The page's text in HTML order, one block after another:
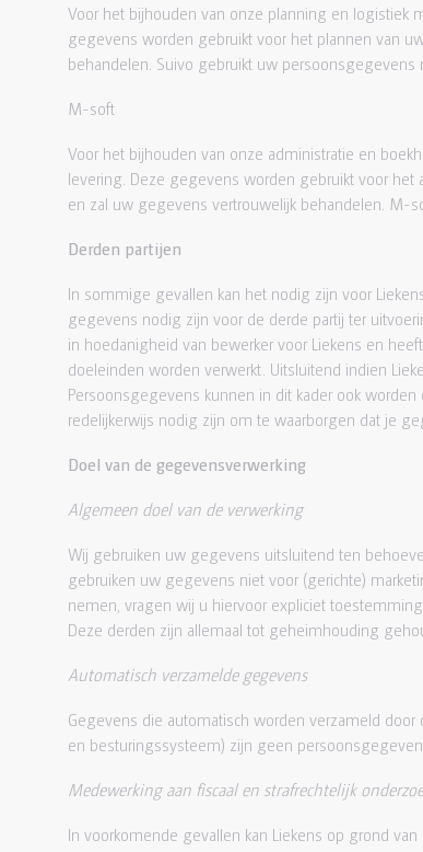
Voor het bijhouden van onze planning en logistiek
gegevens worden gebruikt voor het plannen van
behandelen. Suivo gebruikt uw
M-soft
Voor het bijhouden van onze administratie en
levering. Deze gegevens worden gebruikt voor
en zal uw gegevens vertrouwelijk behandelen. M-
Derden partijen
In sommige gevallen kan het nodig zijn voor
gegevens nodig zijn voor de derde partij ter
in hoedanigheid van bewerker voor Liekens en
doeleinden worden verwerkt. Uitsluitend indien
Persoonsgegevens kunnen in dit kader ook
redelijkerwijs nodig zijn om te waarborgen dat je
Doel van de gegevensverwerking
Algemeen doel van de verwerking
Wij gebruiken uw gegevens uitsluitend ten
gebruiken uw gegevens niet voor (gerichte)
nemen, vragen wij u hiervoor expliciet
Deze derden zijn allemaal tot geheimhouding
Automatisch verzamelde gegevens
Gegevens die automatisch worden verzameld
en besturingssysteem) zijn geen
Medewerking aan fiscaal en strafrechtelijk
In voorkomende gevallen kan Liekens op grond